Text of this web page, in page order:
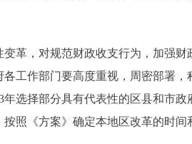
，对规范财政收支行为，加强财
工作部门要高度重视，周密部署，
选择部分具有代表性的区县和市
照《方案》确定本地区改革的时间